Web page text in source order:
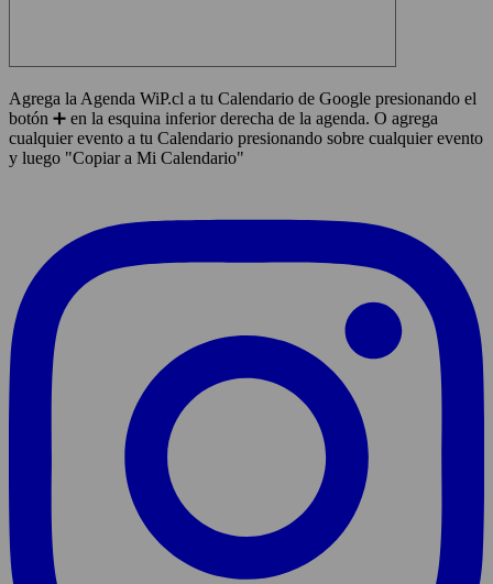
Agrega la Agenda WiP.cl a tu Calendario de Google presionando el
botón ➕ en la esquina inferior derecha de la agenda. O agrega
cualquier evento a tu Calendario presionando sobre cualquier evento
y luego "Copiar a Mi Calendario"